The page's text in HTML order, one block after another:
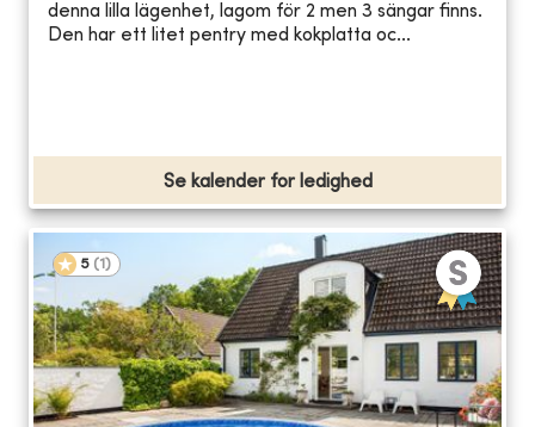
denna lilla lägenhet, lagom för 2 men 3 sängar finns.
Den har ett litet pentry med kokplatta oc...
Se kalender for ledighed
5 (1 )